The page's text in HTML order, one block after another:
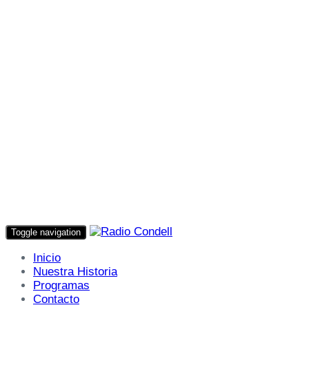
Toggle navigation
Inicio
Nuestra Historia
Programas
Contacto